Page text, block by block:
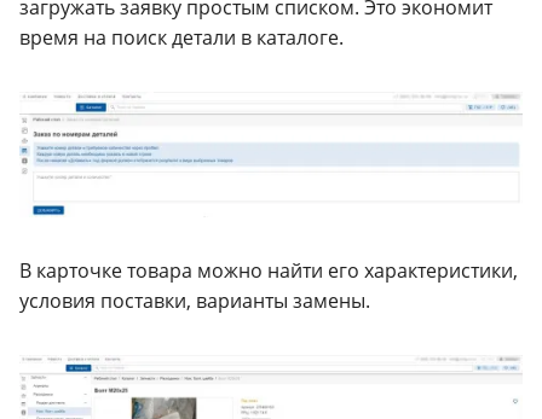
загружать заявку простым списком. Это экономит
время на поиск детали в каталоге.
В карточке товара можно найти его характеристики,
условия поставки, варианты замены.